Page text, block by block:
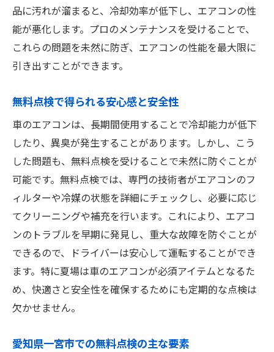
品に汚れが溜まると、冷却効率が低下し、エアコンの性
能が悪化します。プロのメンテナンスを受けることで、
これらの問題を未然に防ぎ、エアコンの性能を最大限に
引き出すことができます。
無料点検で得られる安心感と安全性
車のエアコンは、長期間使用することで冷却能力が低下
したり、異臭が発生することがあります。しかし、こう
した問題も、無料点検を受けることで未然に防ぐことが
可能です。無料点検では、専門の技術者がエアコンのフ
ィルターや冷媒の状態を詳細にチェックし、必要に応じ
てクリーニングや補充を行います。これにより、エアコ
ンのトラブルを早期に発見し、重大な故障を防ぐことが
できるので、ドライバーは安心して運転することができ
ます。特に夏場は車のエアコンが必須アイテムとなるた
め、快適さと安全性を確保するためにも定期的な点検は
欠かせません。
愛知県一宮市での無料点検の主な要素